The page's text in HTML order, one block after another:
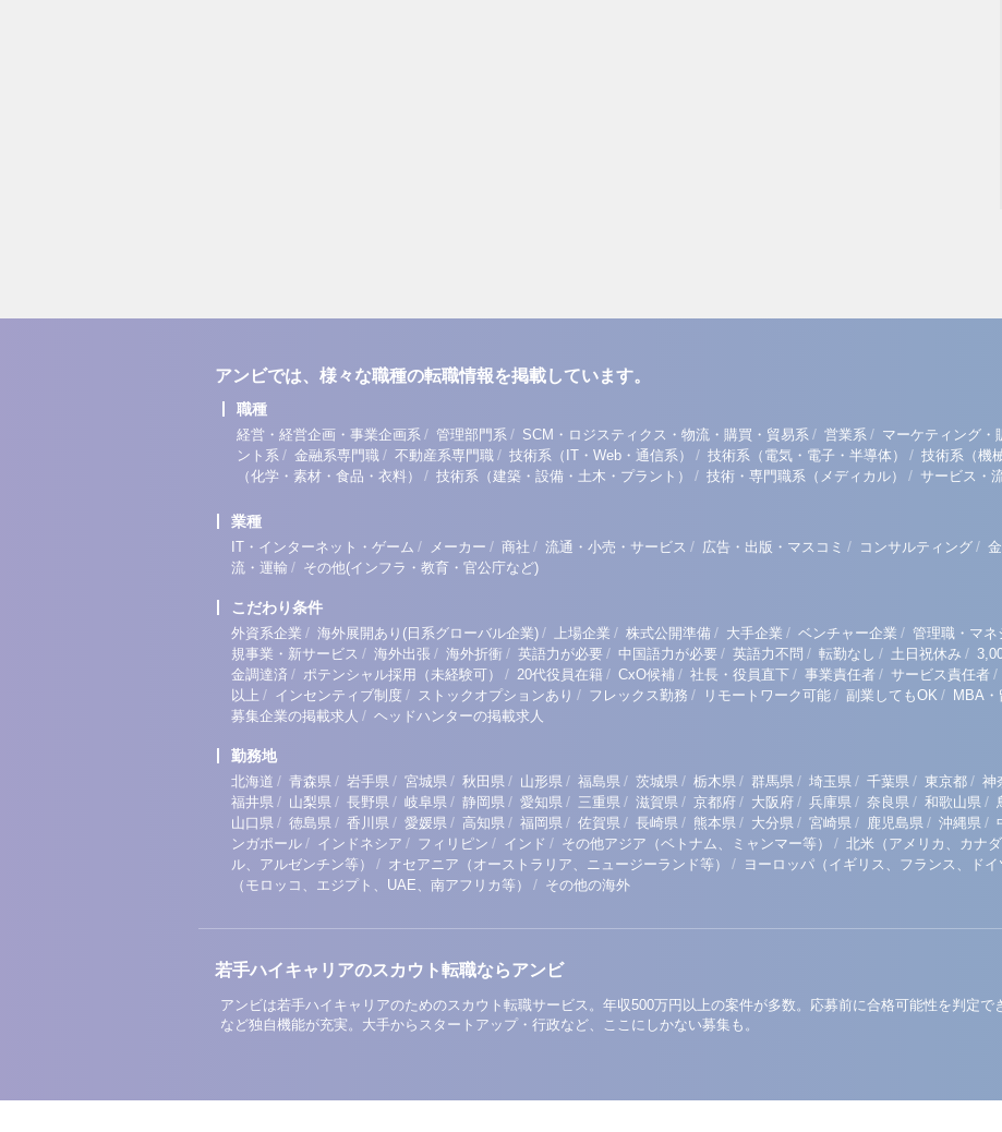
アンビでは、様々な職種の転職情報を掲載しています。
職種
経営・経営企画・事業企画系 / 管理部門系 / SCM・ロジスティクス・物流・購買・貿易系 / 営業系 / マーケティング・
ント系 / 金融系専門職 / 不動産系専門職 / 技術系（IT・Web・通信系） / 技術系（電気・電子・半導体） / 技術系（機
（化学・素材・食品・衣料）
/ 技術系（建築・設備・土木・プラント） / 技術・専門職系（メディカル） / サービス・
業種
IT・インターネット・ゲーム / メーカー / 商社 / 流通・小売・サービス / 広告・出版・マスコミ / コンサルティング /
流・運輸 / その他(インフラ・教育・官公庁など)
こだわり条件
外資系企業 / 海外展開あり(日系グローバル企業) / 上場企業 / 株式公開準備 / 大手企業 / ベンチャー企業 / 管理職・マネ
規事業・新サービス / 海外出張 / 海外折衝 / 英語力が必要 / 中国語力が必要 / 英語力不問 / 転勤なし / 土日祝休み /
金調達済 / ポテンシャル採用（未経験可） / 20代役員在籍 / CxO候補 / 社長・役員直下 / 事業責任者 / サービス責任者 /
以上 / インセンティブ制度 / ストックオプションあり / フレックス勤務 / リモートワーク可能 / 副業してもOK / MBA
募集企業の掲載求人 / ヘッドハンターの掲載求人
勤務地
北海道 / 青森県 / 岩手県 / 宮城県 / 秋田県 / 山形県 / 福島県 / 茨城県 / 栃木県 / 群馬県 / 埼玉県 / 千葉県 / 東京都 / 神
福井県 / 山梨県 / 長野県 / 岐阜県 / 静岡県 / 愛知県 / 三重県 / 滋賀県 / 京都府 / 大阪府 / 兵庫県 / 奈良県 / 和歌山県 /
山口県 / 徳島県 / 香川県 / 愛媛県 / 高知県 / 福岡県 / 佐賀県 / 長崎県 / 熊本県 / 大分県 / 宮崎県 / 鹿児島県 / 沖縄県 /
ンガポール / インドネシア / フィリピン / インド / その他アジア（ベトナム、ミャンマー等） / 北米（アメリカ、カナダ
ル、アルゼンチン等）
/ オセアニア（オーストラリア、ニュージーランド等） / ヨーロッパ（イギリス、フランス、ドイ
（モロッコ、エジプト、UAE、南アフリカ等）
/ その他の海外
若手ハイキャリアのスカウト転職ならアンビ
アンビは若手ハイキャリアのためのスカウト転職サービス。年収500万円以上の案件が多数。応募前に合格可能性を判定
など独自機能が充実。大手からスタートアップ・行政など、ここにしかない募集も。